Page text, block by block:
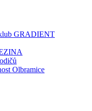
GRADIENT
Olbramice